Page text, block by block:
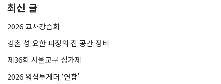
최신 글
2026 교사강습회
강촌 성 요한 피정의 집 공간 정비
제36회 서울교구 성가제
2026 워십투게더 ‘연합’